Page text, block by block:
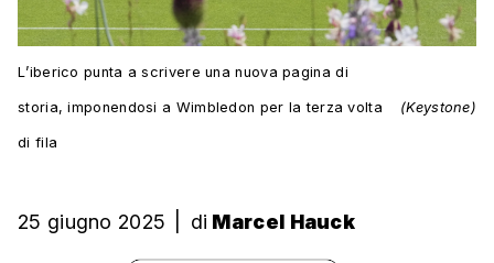
L’iberico punta a scrivere una nuova pagina di
storia, imponendosi a Wimbledon per la terza volta
di fila
(Keystone)
25 giugno 2025 di Marcel Hauck